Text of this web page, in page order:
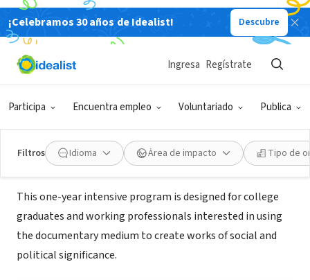
¡Celebramos 30 años de Idealist! Descubre
Participa Encuentra empleo Voluntariado Publica
Ingresa Regístrate
Filtros Idioma Área de impacto Tipo de
ORGANIZACIÓN SIN FIN DE LUCRO
The New School- Documentary
Media Studies
New York, NY www.newschool.edu/docstudies
Acerca de
This one-year intensive program is designed for college
graduates and working professionals interested in using
the documentary medium to create works of social and
political significance.